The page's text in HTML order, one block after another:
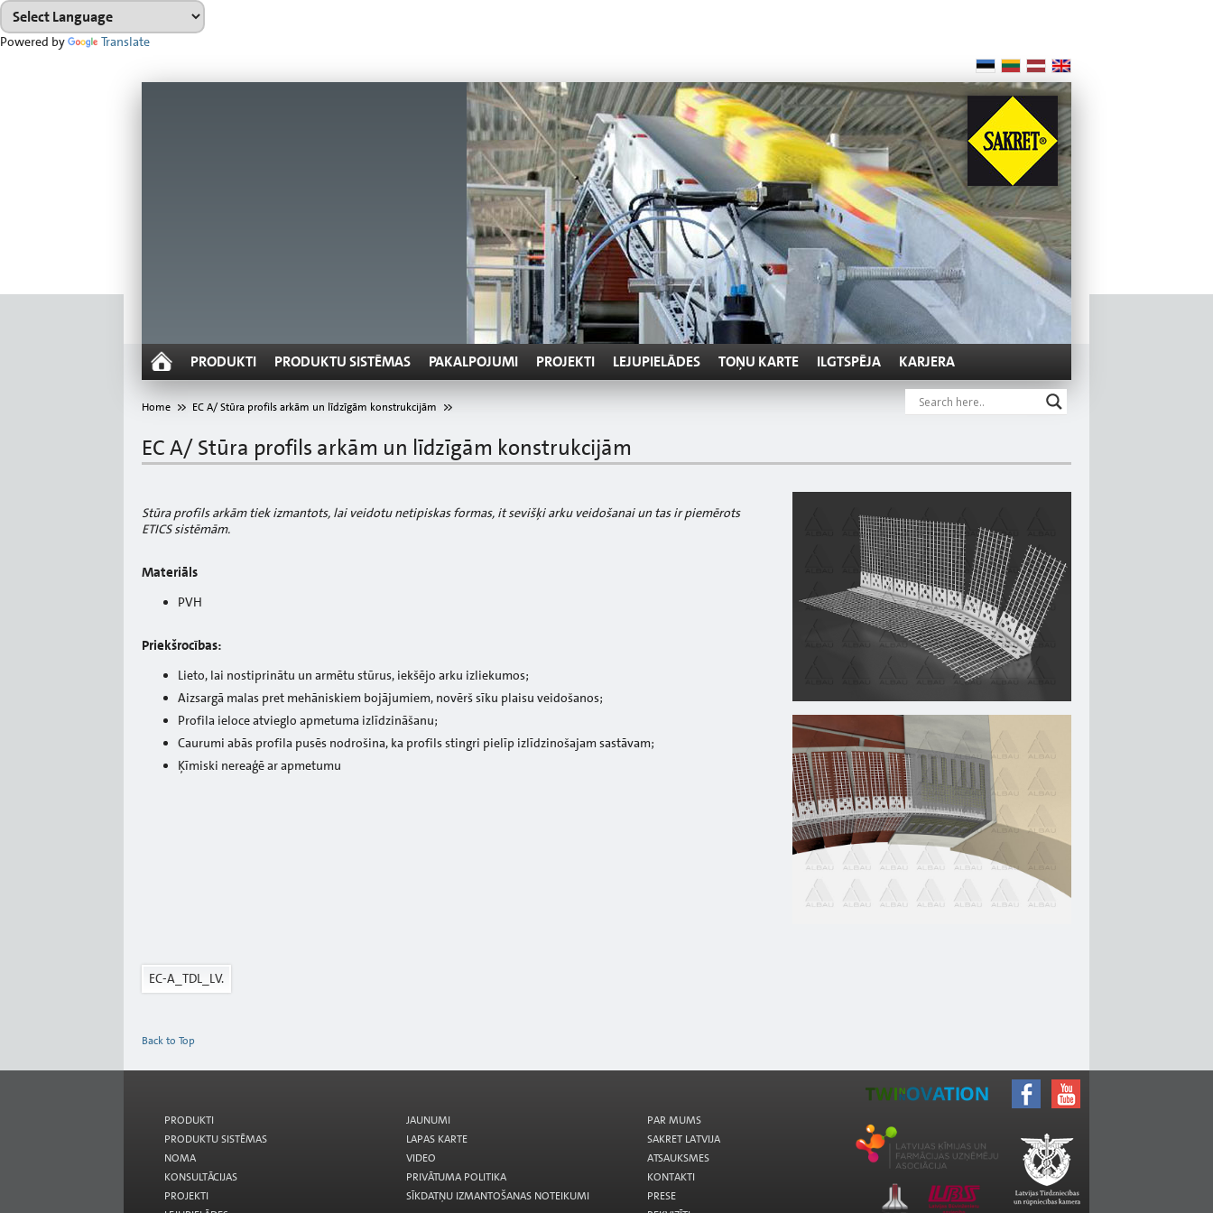
Powered by Translate
PRODUKTI PRODUKTU SISTĒMAS PAKALPOJUMI PROJEKTI LEJUPIELĀDES TOŅU KARTE ILGTSPĒJA KARJERA
Home EC A/ Stūra profils arkām un līdzīgām konstrukcijām
EC A/ Stūra profils arkām un līdzīgām konstrukcijām
Stūra profils arkām tiek izmantots, lai veidotu netipiskas formas, it sevišķi arku veidošanai un tas ir piemērots
ETICS sistēmām.
Materiāls
PVH
Priekšrocības:
Lieto, lai nostiprinātu un armētu stūrus, iekšējo arku izliekumos;
Aizsargā malas pret mehāniskiem bojājumiem, novērš sīku plaisu veidošanos;
Profila ieloce atvieglo apmetuma izlīdzināšanu;
Caurumi abās profila pusēs nodrošina, ka profils stingri pielīp izlīdzinošajam sastāvam;
Ķīmiski nereaģē ar apmetumu
EC-A_TDL_LV.
Back to Top
PRODUKTI
PRODUKTU SISTĒMAS
NOMA
KONSULTĀCIJAS
PROJEKTI
JAUNUMI
LAPAS KARTE
VIDEO
PRIVĀTUMA POLITIKA
SĪKDATŅU IZMANTOŠANAS NOTEIKUMI
PAR MUMS
SAKRET LATVIJA
ATSAUKSMES
KONTAKTI
PRESE